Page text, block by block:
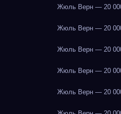
Жюль Верн — 20
Жюль Верн — 20
Жюль Верн — 20
Жюль Верн — 20
Жюль Верн — 20